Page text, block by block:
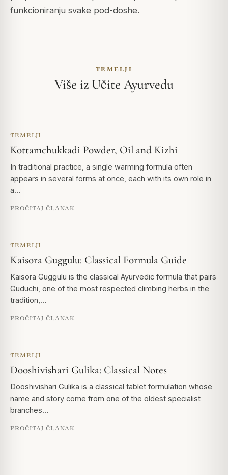
funkcioniranju svake pod-doshe.
TEMELJI
Više iz Učite Ayurvedu
TEMELJI
Kottamchukkadi Powder, Oil and Kizhi
In traditional practice, a single warming formula often
appears in several forms at once, each with its own role in
a…
PROČITAJ ČLANAK
TEMELJI
Kaisora Guggulu: Classical Formula Guide
Kaisora Guggulu is the classical Ayurvedic formula that pairs
Guduchi, one of the most respected climbing herbs in the
tradition,…
PROČITAJ ČLANAK
TEMELJI
Dooshivishari Gulika: Classical Notes
Dooshivishari Gulika is a classical tablet formulation whose
name and story come from one of the oldest specialist
branches…
PROČITAJ ČLANAK